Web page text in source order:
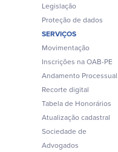
Legislação
Proteção de dados
SERVIÇOS
Movimentação
Inscrições na OAB-PE
Andamento Processual
Recorte digital
Tabela de Honorários
Atualização cadastral
Sociedade de
Advogados